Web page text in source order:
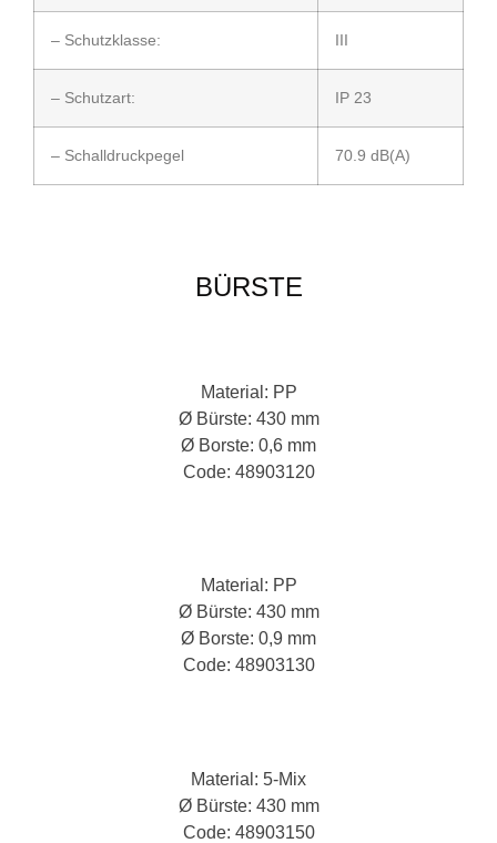
– Schutzklasse: III
– Schutzart: IP 23
– Schalldruckpegel 70.9 dB(A)
BÜRSTE
Material: PP
Ø Bürste: 430 mm
Ø Borste: 0,6 mm
Code: 48903120
Material: PP
Ø Bürste: 430 mm
Ø Borste: 0,9 mm
Code: 48903130
Material: 5-Mix
Ø Bürste: 430 mm
Code: 48903150